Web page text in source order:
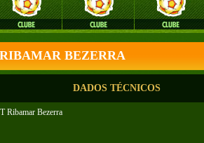
BEZERRA
DADOS TÉCNICOS
Ribamar Bezerra